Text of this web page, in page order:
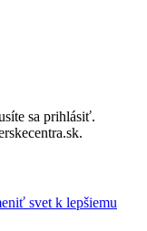
sa prihlásiť.
svet k lepšiemu